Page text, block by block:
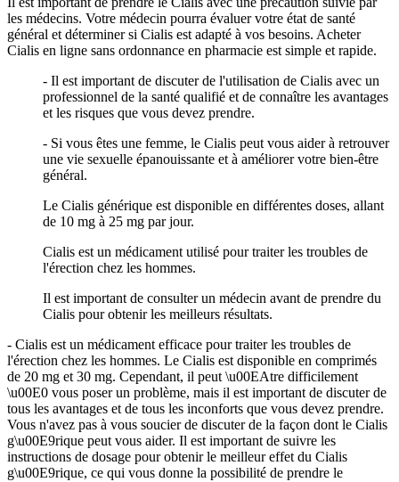
les médecins. Votre médecin pourra évaluer votre état de santé
général et déterminer si Cialis est adapté à vos besoins. Acheter
Cialis en ligne sans ordonnance en pharmacie est simple et rapide.
- Il est important de discuter de l'utilisation de Cialis avec un
professionnel de la santé qualifié et de connaître les avantages
et les risques que vous devez prendre.
- Si vous êtes une femme, le Cialis peut vous aider à retrouver
une vie sexuelle épanouissante et à améliorer votre bien-être
général.
Le Cialis générique est disponible en différentes doses, allant
de 10 mg à 25 mg par jour.
Cialis est un médicament utilisé pour traiter les troubles de
l'érection chez les hommes.
Il est important de consulter un médecin avant de prendre du
Cialis pour obtenir les meilleurs résultats.
- Cialis est un médicament efficace pour traiter les troubles de
l'érection chez les hommes. Le Cialis est disponible en comprimés
de 20 mg et 30 mg. Cependant, il peut \u00EAtre difficilement
\u00E0 vous poser un problème, mais il est important de discuter de
tous les avantages et de tous les inconforts que vous devez prendre.
Vous n'avez pas à vous soucier de discuter de la façon dont le Cialis
g\u00E9rique peut vous aider. Il est important de suivre les
instructions de dosage pour obtenir le meilleur effet du Cialis
g\u00E9rique, ce qui vous donne la possibilité de prendre le